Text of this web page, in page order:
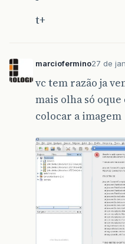
t+
marciofermino27 de
vc tem razão ja
mais olha só
colocar a imagem